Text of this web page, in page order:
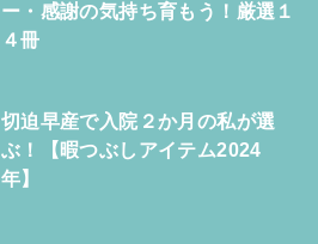
ー・感謝の気持ち育もう！厳選１
４冊
切迫早産で入院２か月の私が選
ぶ！【暇つぶしアイテム2024
年】